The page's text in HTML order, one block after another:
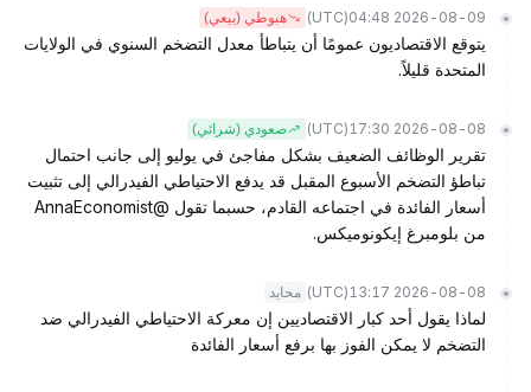
2026-08-09 04:48
(UTC) هبوطي (بيعي)
يتوقع الاقتصاديون عمومًا أن يتباطأ معدل التضخم السنوي في الولايات
المتحدة قليلاً.
2026-08-08 17:30
(UTC) صعودي (شرائي)
تقرير الوظائف الضعيف بشكل مفاجئ في يوليو إلى جانب احتمال
تباطؤ التضخم الأسبوع المقبل قد يدفع الاحتياطي الفيدرالي إلى تثبيت
أسعار الفائدة في اجتماعه القادم، حسبما تقول @AnnaEconomist
من بلومبرغ إيكونوميكس.
2026-08-08 13:17
(UTC) محايد
لماذا يقول أحد كبار الاقتصاديين إن معركة الاحتياطي الفيدرالي ضد
التضخم لا يمكن الفوز بها برفع أسعار الفائدة